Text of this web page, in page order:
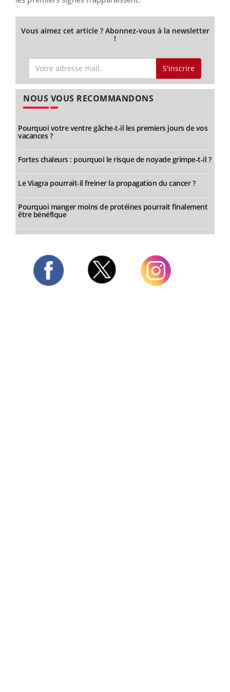
Vous aimez cet article ? Abonnez-vous à la newsletter
!
S'inscrire
NOUS VOUS RECOMMANDONS
Pourquoi votre ventre gâche-t-il les premiers jours de vos
vacances ?
Fortes chaleurs : pourquoi le risque de noyade grimpe-t-il ?
Le Viagra pourrait-il freiner la propagation du cancer ?
Pourquoi manger moins de protéines pourrait finalement
être bénéfique